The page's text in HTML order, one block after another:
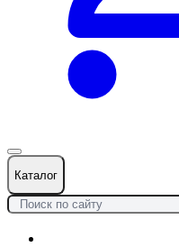
Каталог